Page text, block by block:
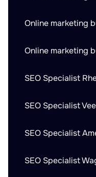
Online marketing
Online marketing
SEO Specialist
SEO Specialist
SEO Specialist
SEO Specialist